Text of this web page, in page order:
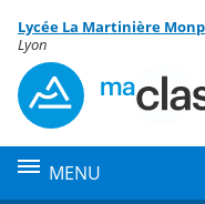
Menu de la rubrique
Contenu
Lycée La Martinière
Lyon
MENU